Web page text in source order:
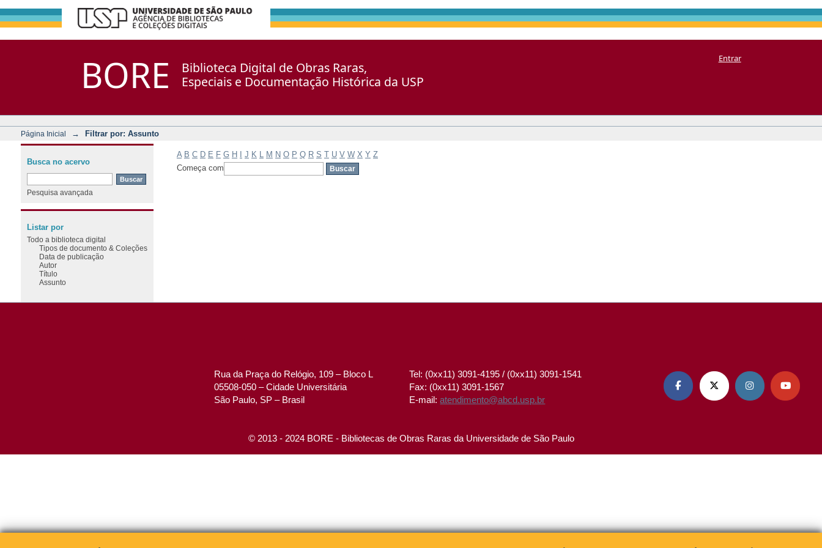
BORE
Biblioteca Digital de Obras Raras,
Especiais e Documentação Histórica da USP
Entrar
Página Inicial → Filtrar por: Assunto
A B C D E F G H J K M N O P Q R S T U V W X Y Z
Começa com
Busca no acervo
Pesquisa avançada
Listar por
Todo a biblioteca digital
Tipos de documento & Coleções
Data de publicação
Autor
Título
Assunto
Rua da Praça do Relógio, 109 – Bloco L
05508-050 – Cidade Universitária
São Paulo, SP – Brasil
Tel: (0xx11) 3091-4195 / (0xx11) 3091-1541
Fax: (0xx11) 3091-1567
E-mail:atendimento@abcd.usp.br
   
© 2013 - 2024 BORE - Bibliotecas de Obras Raras da Universidade de São Paulo